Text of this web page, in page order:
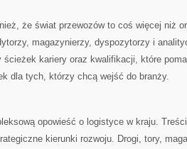
że świat przewozów to coś więcej niż
magazynierzy, dyspozytorzy i
ścieżek kariery oraz kwalifikacji, które
dla tych, którzy chcą wejść do branży.
opowieść o logistyce w kraju.
kierunki rozwoju. Drogi, tory,